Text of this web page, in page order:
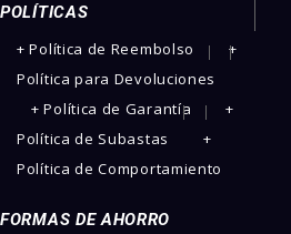
POLÍTICAS
+ Política de Reembolso
+
Política para Devoluciones
+ Política de Garantía
+
Política de Subastas
+
Política de Comportamiento
FORMAS DE AHORRO